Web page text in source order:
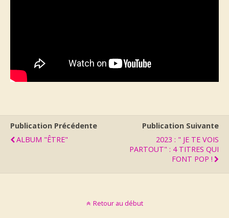
Publication Précédente
ALBUM "ÊTRE"
Publication Suivante
2023 : " JE TE VOIS
PARTOUT" : 4 TITRES QUI
FONT POP !
Retour au début